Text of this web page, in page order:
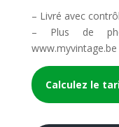
– Livré avec
– Plus de
www.myvintage.be
Calculez le